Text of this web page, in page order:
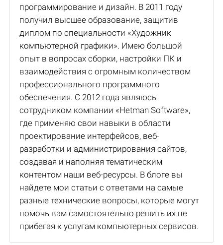
программирование и дизайн. В 2011 году
получил высшее образование, защитив
диплом по специальности «Художник
компьютерной графики». Имею большой
опыт в вопросах сборки, настройки ПК и
взаимодействия с огромным количеством
профессионального программного
обеспечения. С 2012 года являюсь
сотрудником компании «Hetman Software»,
где применяю свои навыки в области
проектирование интерфейсов, веб-
разработки и администрирования сайтов,
создавая и наполняя тематическим
контентом наши веб-ресурсы. В блоге вы
найдете мои статьи с ответами на самые
разные технические вопросы, которые могут
помочь вам самостоятельно решить их не
прибегая к услугам компьютерных сервисов.